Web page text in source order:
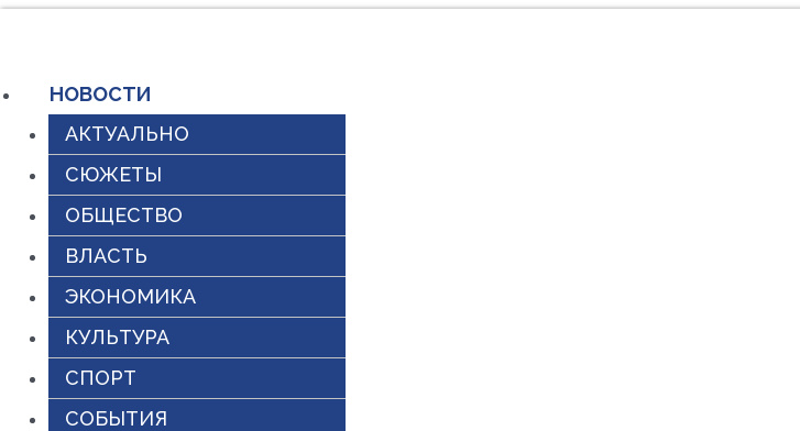
содержимому
НОВОСТИ
АКТУАЛЬНО
СЮЖЕТЫ
ОБЩЕСТВО
ВЛАСТЬ
ЭКОНОМИКА
КУЛЬТУРА
СПОРТ
СОБЫТИЯ